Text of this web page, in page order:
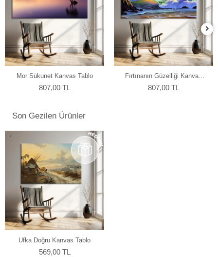
Mor Sükunet Kanvas Tablo
807,00 TL
Fırtınanın Güzelliği Kanvas
Tablo
807,00 TL
Son Gezilen Ürünler
Ufka Doğru Kanvas Tablo
569,00 TL